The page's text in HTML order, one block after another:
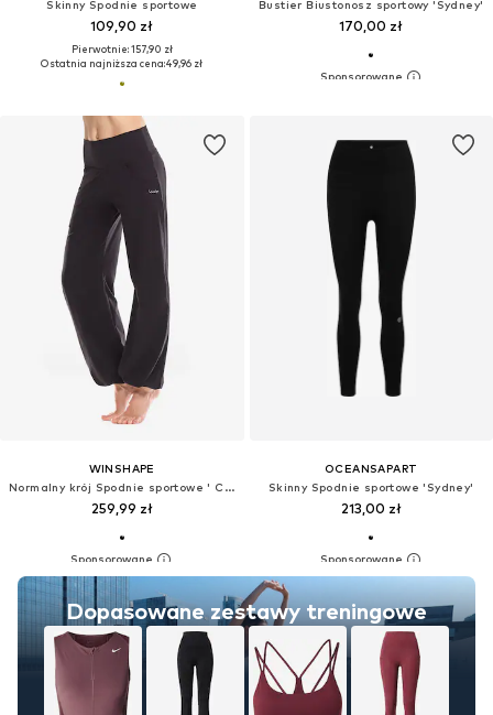
Skinny Spodnie sportowe
109,90 zł
Pierwotnie: 157,90 zł
Ostatnia najniższa cena:49,96 zł
Bustier Biustonosz sportowy 'Sydney'
170,00 zł
WINSHAPE
Normalny krój Spodnie sportowe ' CUL102LC '
259,99 zł
Dopasowane zestawy treningowe
OCEANSAPART
Skinny Spodnie sportowe 'Sydney'
213,00 zł